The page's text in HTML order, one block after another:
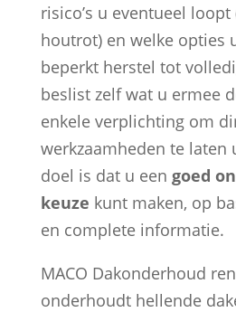
risico’s u eventueel
houtrot) en welke opties
beperkt herstel tot
beslist zelf wat u ermee
enkele verplichting om
werkzaamheden te laten
doel is dat u een goed
keuze kunt maken, op
en complete informatie.
MACO Dakonderhoud
onderhoudt hellende